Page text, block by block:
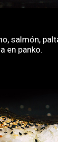
salmón,
en panko.